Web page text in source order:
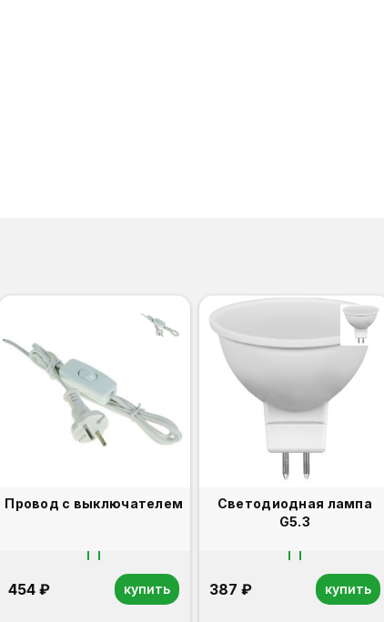
Провод с выключателем
454 ₽ купить
Светодиодная лампа
G5.3
387 ₽ купить